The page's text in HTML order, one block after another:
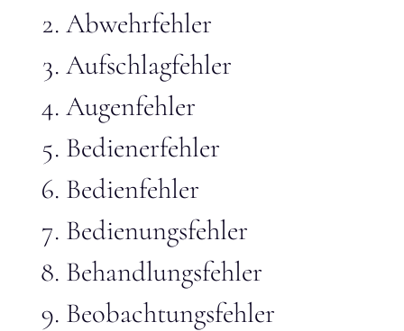
Abwehrfehler
Aufschlagfehler
Augenfehler
Bedienerfehler
Bedienfehler
Bedienungsfehler
Behandlungsfehler
Beobachtungsfehler